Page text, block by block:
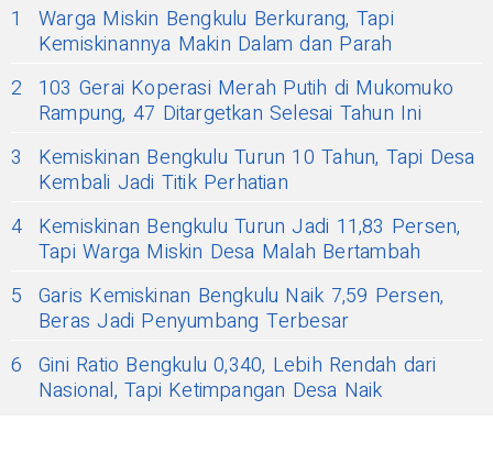
1
Warga Miskin Bengkulu Berkurang, Tapi
Kemiskinannya Makin Dalam dan Parah
2
103 Gerai Koperasi Merah Putih di Mukomuko
Rampung, 47 Ditargetkan Selesai Tahun Ini
3
Kemiskinan Bengkulu Turun 10 Tahun, Tapi Desa
Kembali Jadi Titik Perhatian
4 Kemiskinan Bengkulu Turun Jadi 11,83 Persen,
Tapi Warga Miskin Desa Malah Bertambah
5 Garis Kemiskinan Bengkulu Naik 7,59 Persen,
Beras Jadi Penyumbang Terbesar
6 Gini Ratio Bengkulu 0,340, Lebih Rendah dari
Nasional, Tapi Ketimpangan Desa Naik